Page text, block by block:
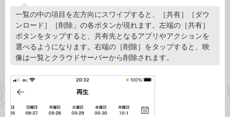
一覧の中の項目を左方向にスワイプすると、［共有］［ダウ
ンロード］［削除」の各ボタンが現れます。左端の［共有］
ボタンをタップすると、共有先となるアプリやアクションを
選べるようになります。右端の［削除］をタップすると、映
像は一覧とクラウドサーバーから削除されます。